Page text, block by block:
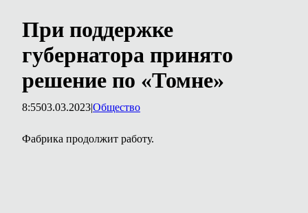
При поддержке
губернатора принято
решение по «Томне»
8:5503.03.2023|Общество
Фабрика продолжит работу.